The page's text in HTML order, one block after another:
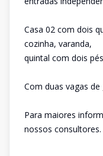
Casa 02 com dois
cozinha, varanda,
quintal com dois
Com duas vagas de
Para maiores
nossos consultores.